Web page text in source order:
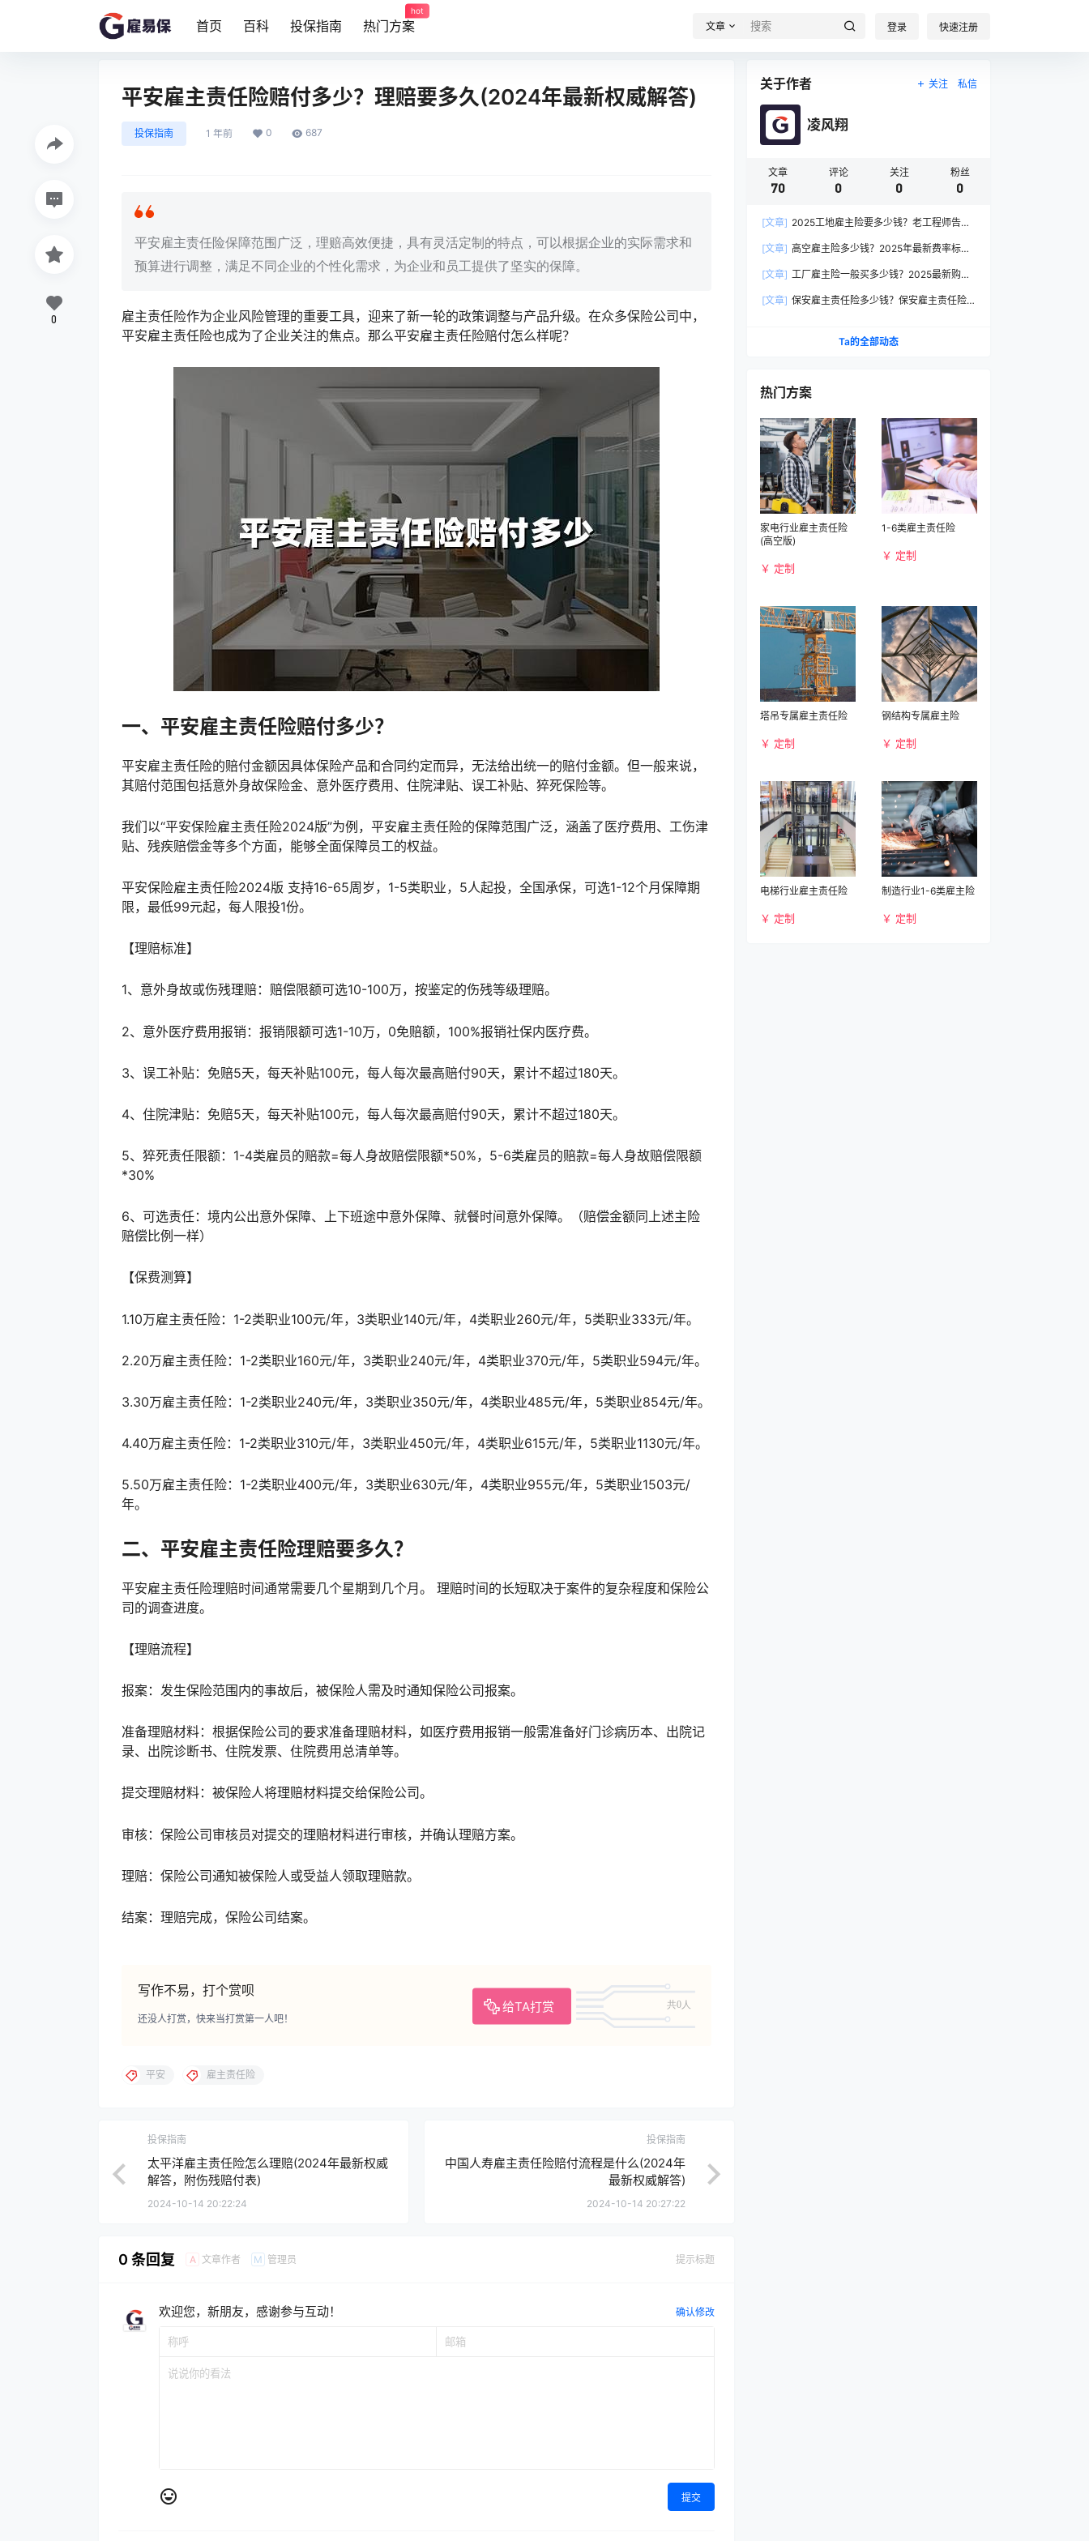
首页 百科 投保指南 热门方案
hot
文章 登录 快速注册
平安雇主责任险赔付多少？理赔要多久(2024年最新权威解答)
投保指南 1 年前 0 687
平安雇主责任险保障范围广泛，理赔高效便捷，具有灵活定制的特点，可以根据企业的实际需求和
预算进行调整，满足不同企业的个性化需求，为企业和员工提供了坚实的保障。
雇主责任险作为企业风险管理的重要工具，迎来了新一轮的政策调整与产品升级。在众多保险公司中，
平安雇主责任险也成为了企业关注的焦点。那么平安雇主责任险赔付怎么样呢？
一、平安雇主责任险赔付多少？
‌平安雇主责任险的赔付金额因具体保险产品和合同约定而异，无法给出统一的赔付金额‌。但一般来说，
其赔付范围包括意外身故保险金、意外医疗费用、住院津贴、误工补贴、猝死保险等。‌
我们以“平安保险雇主责任险2024版”为例，平安雇主责任险的保障范围广泛，涵盖了医疗费用、工伤津
贴、残疾赔偿金等多个方面，能够全面保障员工的权益。
平安保险雇主责任险2024版 支持16-65周岁，1-5类职业，5人起投，全国承保，可选1-12个月保障期
限，最低99元起，每人限投1份。
【理赔标准】
1、意外身故或伤残理赔：赔偿限额可选10-100万，按鉴定的伤残等级理赔。
2、意外医疗费用报销：报销限额可选1-10万，0免赔额，100%报销社保内医疗费。
3、误工补贴：免赔5天，每天补贴100元，每人每次最高赔付90天，累计不超过180天。
4、住院津贴：免赔5天，每天补贴100元，每人每次最高赔付90天，累计不超过180天。
5、猝死责任限额：1-4类雇员的赔款=每人身故赔偿限额*50%，5-6类雇员的赔款=每人身故赔偿限额
*30%
6、可选责任：境内公出意外保障、上下班途中意外保障、就餐时间意外保障。（赔偿金额同上述主险
赔偿比例一样）
【保费测算】
1.10万雇主责任险：1-2类职业100元/年，3类职业140元/年，4类职业260元/年，5类职业333元/年。
2.20万雇主责任险：1-2类职业160元/年，3类职业240元/年，4类职业370元/年，5类职业594元/年。
3.30万雇主责任险：1-2类职业240元/年，3类职业350元/年，4类职业485元/年，5类职业854元/年。
4.40万雇主责任险：1-2类职业310元/年，3类职业450元/年，4类职业615元/年，5类职业1130元/年。
5.50万雇主责任险：1-2类职业400元/年，3类职业630元/年，4类职业955元/年，5类职业1503元/
年。
二、平安雇主责任险理赔要多久？
平安雇主责任险理赔时间通常需要几个星期到几个月。‌ 理赔时间的长短取决于案件的复杂程度和保险公
司的调查进度。
【理赔流程】
‌报案‌：发生保险范围内的事故后，被保险人需及时通知保险公司报案。
‌准备理赔材料‌：根据保险公司的要求准备理赔材料，如医疗费用报销一般需准备好门诊病历本、出院记
录、出院诊断书、住院发票、住院费用总清单等。
‌提交理赔材料‌：被保险人将理赔材料提交给保险公司。
‌审核‌：保险公司审核员对提交的理赔材料进行审核，并确认理赔方案。
‌理赔‌：保险公司通知被保险人或受益人领取理赔款。
‌结案‌：理赔完成，保险公司结案。
写作不易，打个赏呗
给TA打赏 共0人
还没人打赏，快来当打赏第一人吧！
0
平安 雇主责任险
投保指南
太平洋雇主责任险怎么理赔(2024年最新权威
解答，附伤残赔付表)
2024-10-14 20:22:24
投保指南
中国人寿雇主责任险赔付流程是什么(2024年
最新权威解答)
2024-10-14 20:27:22
0 条回复 A 文章作者 M 管理员 提示标题
欢迎您，新朋友，感谢参与互动！ 确认修改
提交
关于作者 关注 私信
凌风翔
文章
70
评论
0
关注
0
粉丝
0
[文章] 2025工地雇主险要多少钱？老工程师告诉
[文章] 高空雇主险多少钱？2025年最新费率标准
[文章] 工厂雇主险一般买多少钱？2025最新购买
[文章] 保安雇主责任险多少钱？保安雇主责任险
Ta的全部动态
热门方案
家电行业雇主责任险
(高空版)
￥ 定制
1-6类雇主责任险
￥ 定制
塔吊专属雇主责任险
￥ 定制
钢结构专属雇主险
￥ 定制
电梯行业雇主责任险
￥ 定制
制造行业1-6类雇主险
￥ 定制